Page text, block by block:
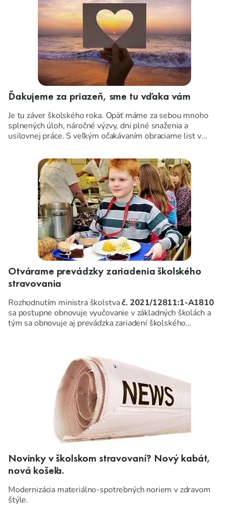
Ďakujeme za priazeň, sme tu vďaka vám
Je tu záver školského roka. Opäť máme za sebou mnoho
splnených úloh, náročné výzvy, dni plné snaženia a
usilovnej práce. S veľkým očakávaním obraciame list v
Otvárame prevádzky zariadenia školského
stravovania
Rozhodnutím ministra školstvač. 2021/12811:1-A1810
sa postupne obnovuje vyučovanie v základných školách a
tým sa obnovuje aj prevádzka zariadení školského
Novinky v školskom stravovaní? Nový kabát,
nová košeľa.
Modernizácia materiálno-spotrebných noriem v zdravom
štýle.